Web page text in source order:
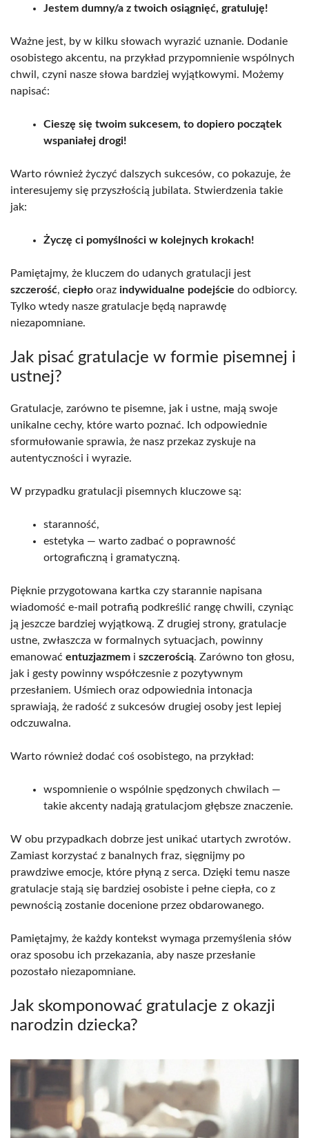
Jestem dumny/a z twoich osiągnięć, gratuluję!
Ważne jest, by w kilku słowach wyrazić uznanie. Dodanie
osobistego akcentu, na przykład przypomnienie wspólnych
chwil, czyni nasze słowa bardziej wyjątkowymi. Możemy
napisać:
Cieszę się twoim sukcesem, to dopiero początek
wspaniałej drogi!
Warto również życzyć dalszych sukcesów, co pokazuje, że
interesujemy się przyszłością jubilata. Stwierdzenia takie
jak:
Życzę ci pomyślności w kolejnych krokach!
Pamiętajmy, że kluczem do udanych gratulacji jest
szczerość, ciepło oraz indywidualne podejście do odbiorcy.
Tylko wtedy nasze gratulacje będą naprawdę
niezapomniane.
Jak pisać gratulacje w formie pisemnej i
ustnej?
Gratulacje, zarówno te pisemne, jak i ustne, mają swoje
unikalne cechy, które warto poznać. Ich odpowiednie
sformułowanie sprawia, że nasz przekaz zyskuje na
autentyczności i wyrazie.
W przypadku gratulacji pisemnych kluczowe są:
staranność,
estetyka — warto zadbać o poprawność
ortograficzną i gramatyczną.
Pięknie przygotowana kartka czy starannie napisana
wiadomość e-mail potrafią podkreślić rangę chwili, czyniąc
ją jeszcze bardziej wyjątkową. Z drugiej strony, gratulacje
ustne, zwłaszcza w formalnych sytuacjach, powinny
emanować entuzjazmem i szczerością. Zarówno ton głosu,
jak i gesty powinny współczesnie z pozytywnym
przesłaniem. Uśmiech oraz odpowiednia intonacja
sprawiają, że radość z sukcesów drugiej osoby jest lepiej
odczuwalna.
Warto również dodać coś osobistego, na przykład:
wspomnienie o wspólnie spędzonych chwilach —
takie akcenty nadają gratulacjom głębsze znaczenie.
W obu przypadkach dobrze jest unikać utartych zwrotów.
Zamiast korzystać z banalnych fraz, sięgnijmy po
prawdziwe emocje, które płyną z serca. Dzięki temu nasze
gratulacje stają się bardziej osobiste i pełne ciepła, co z
pewnością zostanie docenione przez obdarowanego.
Pamiętajmy, że każdy kontekst wymaga przemyślenia słów
oraz sposobu ich przekazania, aby nasze przesłanie
pozostało niezapomniane.
Jak skomponować gratulacje z okazji
narodzin dziecka?